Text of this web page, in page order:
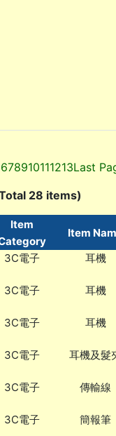
678910111213Last
28 items)
Item
Item
3C電子 耳機
3C電子 耳機
3C電子 耳機
3C電子 耳機及髮
3C電子 傳輸線
3C電子 簡報筆